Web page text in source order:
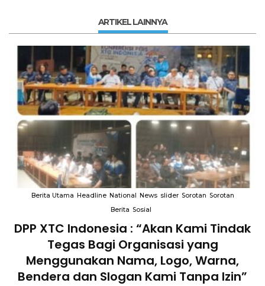
ARTIKEL LAINNYA
Berita Utama Headline National News slider Sorotan Sorotan
Berita Sosial
DPP XTC Indonesia : “Akan Kami Tindak
Tegas Bagi Organisasi yang
Menggunakan Nama, Logo, Warna,
Bendera dan Slogan Kami Tanpa Izin”